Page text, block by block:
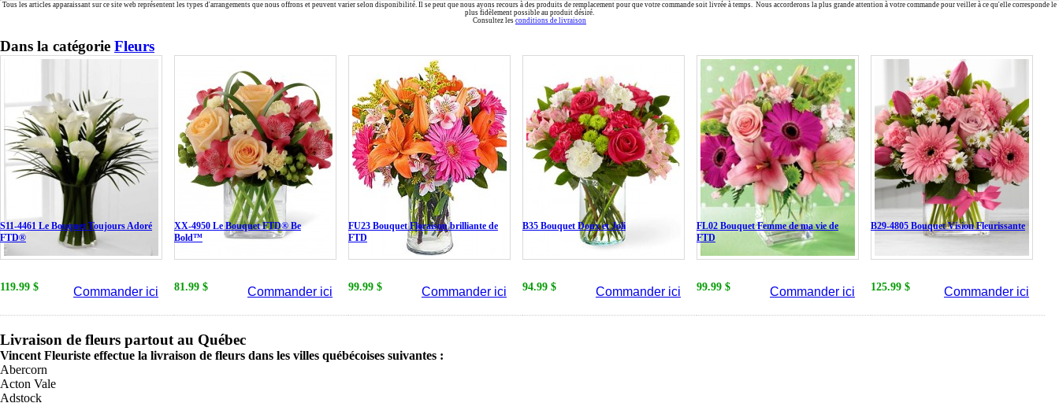
Tous les articles apparaissant sur ce site web représentent les types d'arrangements que nous offrons et peuvent varier selon disponibilité. Il se peut que nous ayons recours à des produits de remplacement pour que votre commande soit livrée à temps. Nous accorderons la plus grande attention à votre commande pour veiller à ce qu'elle corresponde le
plus fidèlement possible au produit désiré.
Consultez les conditions de livraison
Dans la catégorie Fleurs
S11-4461 Le Bouquet Toujours Adoré
FTD®
119.99 $ Commander ici
XX-4950 Le Bouquet FTD® Be
Bold™
81.99 $ Commander ici
FU23 Bouquet Floraison brilliante de
FTD
99.99 $ Commander ici
B35 Bouquet Doux et Joli
94.99 $ Commander ici
FL02 Bouquet Femme de ma vie de
FTD
99.99 $ Commander ici
B29-4805 Bouquet Vision Fleurissante
125.99 $ Commander ici
Livraison de fleurs partout au Québec
Vincent Fleuriste effectue la livraison de fleurs dans les villes québécoises suivantes :
Abercorn
Acton Vale
Adstock